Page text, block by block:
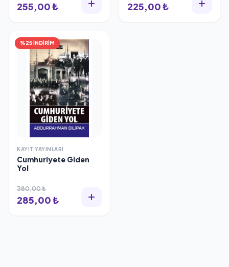
255,00 ₺ 225,00 ₺
%25 İNDİRİM
KAYIT YAYINLARI
Cumhuriyete Giden
Yol
380,00 ₺
285,00 ₺